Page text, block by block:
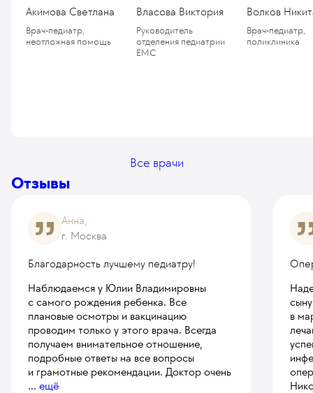
Акимова Светлана
Врач-педиатр,
неотложная помощь
Власова Виктория
Руководитель
отделения педиатрии
ЕМС
Волков
Врач-педиатр,
поликлиника
Все врачи
Отзывы
Анна,
г. Москва
Благодарность лучшему педиатру!
Наблюдаемся у Юлии Владимировны
с самого рождения ребенка. Все
плановые осмотры и вакцинацию
проводим только у этого врача. Всегда
получаем внимательное отношение,
подробные ответы на все вопросы
и грамотные рекомендации. Доктор очень
... ещё
в